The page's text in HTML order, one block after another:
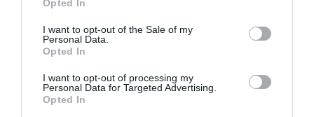
Opted In
I want to opt-out of the Sale of my
Personal Data.
Opted In
I want to opt-out of processing my
Personal Data for Targeted Advertising.
Opted In
και την παραμικρή κίνηση […]